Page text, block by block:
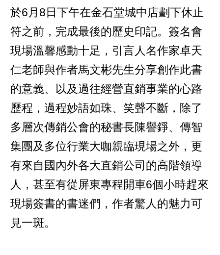
於6月8日下午在金石堂城中店劃下休止
符之前，完成最後的歷史印記。簽名會
現場溫馨感動十足，引言人名作家卓天
仁老師與作者馬文彬先生分享創作此書
的意義、以及過往經營直銷事業的心路
歷程，過程妙語如珠、笑聲不斷，除了
多層次傳銷公會的秘書長陳譽錚、傳智
集團及多位行業大咖親臨現場之外，更
有來自國內外各大直銷公司的高階領導
人，甚至有從屏東專程開車6個小時趕來
現場簽書的書迷們，作者驚人的魅力可
見一斑。